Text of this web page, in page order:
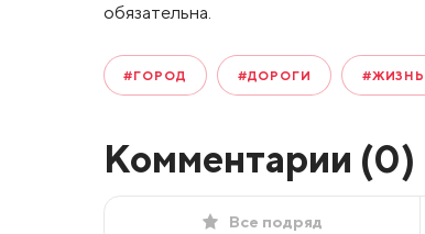
обязательна.
#ГОРОД #ДОРОГИ #ЖИЗНЬ
Комментарии (0)
Все подряд